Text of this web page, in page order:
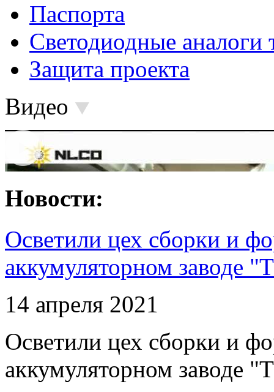
Паспорта
Светодиодные аналоги
Защита проекта
Видео
Новости:
Осветили цех сборки и
аккумуляторном заводе
14 апреля 2021
Осветили цех сборки и
аккумуляторном заводе